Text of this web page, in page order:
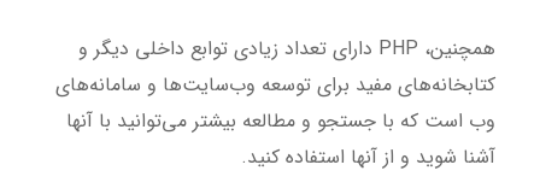
همچنین، PHP دارای تعداد زیادی توابع داخلی دیگر و
کتابخانه‌های مفید برای توسعه وب‌سایت‌ها و سامانه‌های
وب است که با جستجو و مطالعه بیشتر می‌توانید با آنها
آشنا شوید و از آنها استفاده کنید.